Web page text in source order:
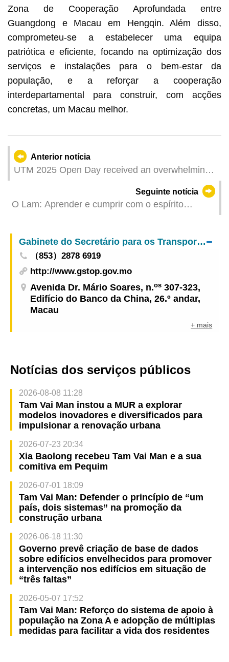
Zona de Cooperação Aprofundada entre
Guangdong e Macau em Hengqin. Além disso,
comprometeu-se a estabelecer uma equipa
patriótica e eficiente, focando na optimização dos
serviços e instalações para o bem-estar da
população, e a reforçar a cooperação
interdepartamental para construir, com acções
concretas, um Macau melhor.
Anterior notícia
UTM 2025 Open Day received an overwhelming
Seguinte notícia
O Lam: Aprender e cumprir com o espírito
promover o avanço do desenvolvimento dos
trabalhos da área dos assuntos sociais e cultura
Gabinete do Secretário para os Transportes e Obras Públicas
（853）2878 6919
http://www.gstop.gov.mo
Avenida Dr. Mário Soares, n.os 307-323,
Edifício do Banco da China, 26.º andar,
Macau
+ mais
Notícias dos serviços públicos
2026-08-08 11:28
Tam Vai Man instou a MUR a explorar
modelos inovadores e diversificados para
impulsionar a renovação urbana
2026-07-23 20:34
Xia Baolong recebeu Tam Vai Man e a sua
comitiva em Pequim
2026-07-01 18:09
Tam Vai Man: Defender o princípio de “um
país, dois sistemas” na promoção da
construção urbana
2026-06-18 11:30
Governo prevê criação de base de dados
sobre edifícios envelhecidos para promover
a intervenção nos edifícios em situação de
“três faltas”
2026-05-07 17:52
Tam Vai Man: Reforço do sistema de apoio à
população na Zona A e adopção de múltiplas
medidas para facilitar a vida dos residentes